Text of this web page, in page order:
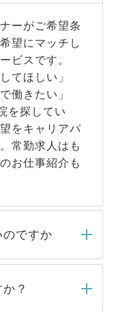
ーがご希望条
望にマッチし
ビスです。
てほしい」
働きたい」
を探してい
をキャリアパ
常勤求人はも
お仕事紹介も
ですか
社担当者がご
ールもしくは
？